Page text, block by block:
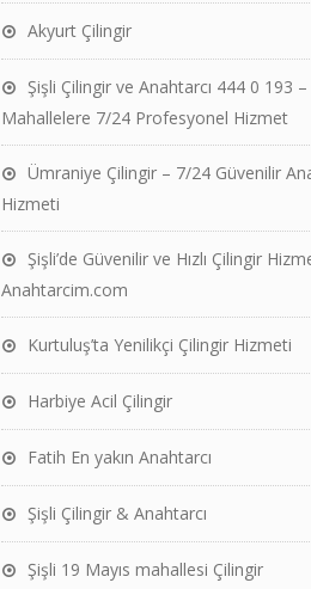
Akyurt Çilingir
Şişli Çilingir ve Anahtarcı 444 0 193
Mahallelere 7/24 Profesyonel Hizmet
Ümraniye Çilingir – 7/24 Güvenilir
Hizmeti
Şişli’de Güvenilir ve Hızlı Çilingir
Anahtarcim.com
Kurtuluş’ta Yenilikçi Çilingir Hizmeti
Harbiye Acil Çilingir
Fatih En yakın Anahtarcı
Şişli Çilingir & Anahtarcı
Şişli 19 Mayıs mahallesi Çilingir